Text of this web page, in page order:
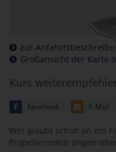
zur
Großansicht der Karte
Kurs
Facebook E-Mail
Wer glaubt schon an ein
Propellermotor